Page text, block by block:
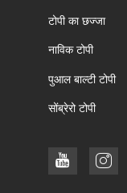
टोपी का छज्जा
नाविक टोपी
पुआल बाल्टी टोपी
सोंब्रेरो टोपी